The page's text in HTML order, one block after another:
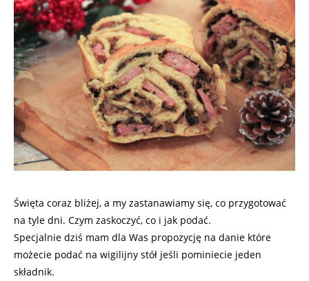
Święta coraz bliżej, a my zastanawiamy się, co przygotować
na tyle dni. Czym zaskoczyć, co i jak podać.
Specjalnie dziś mam dla Was propozycję na danie które
możecie podać na wigilijny stół jeśli pominiecie jeden
składnik.